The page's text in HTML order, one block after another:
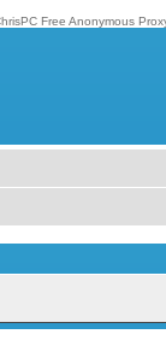
Free Anonymous